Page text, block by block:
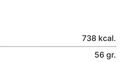
738 kcal.
56 gr.